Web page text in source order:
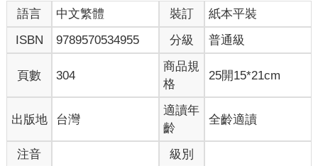
語言 中文繁體 裝訂
紙本平裝
ISBN
9789570534955 分級 普通級
頁數 304
商品規
格
25開15*21cm
出版地 台灣
適讀年
齡
全齡適讀
注音 級別